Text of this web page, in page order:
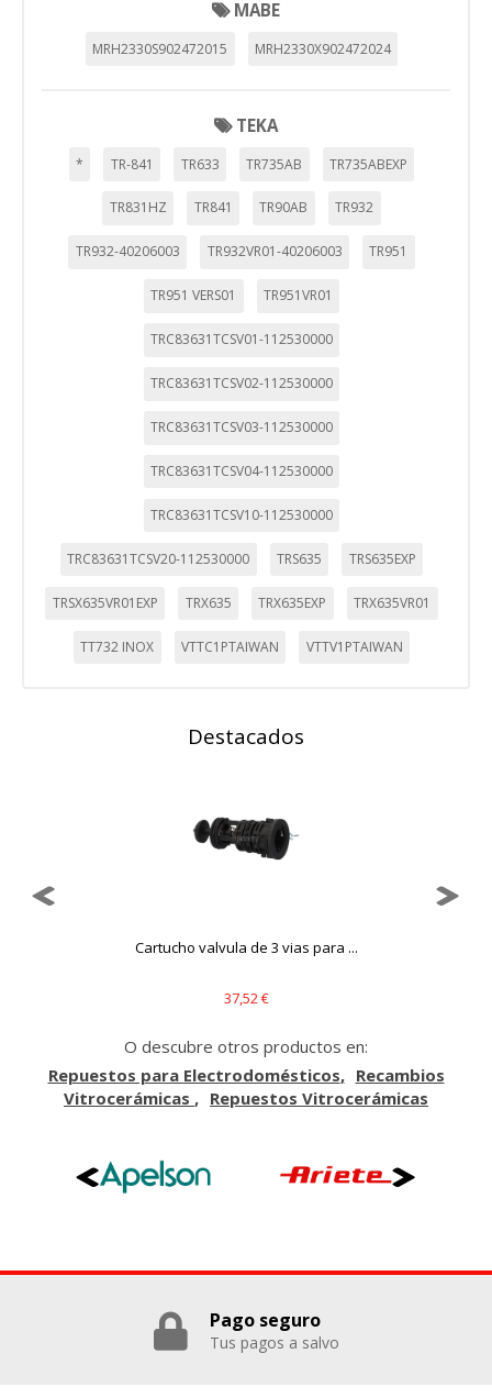
MABE
MRH2330S902472015 MRH2330X902472024
TEKA
* TR-841 TR633 TR735AB TR735ABEXP
TR831HZ TR841 TR90AB TR932
TR932-40206003 TR932VR01-40206003 TR951
TR951 VERS01 TR951VR01
TRC83631TCSV01-112530000
TRC83631TCSV02-112530000
TRC83631TCSV03-112530000
TRC83631TCSV04-112530000
TRC83631TCSV10-112530000
TRC83631TCSV20-112530000 TRS635 TRS635EXP
TRSX635VR01EXP TRX635 TRX635EXP TRX635VR01
TT732 INOX VTTC1PTAIWAN VTTV1PTAIWAN
Destacados
Cartucho valvula de 3 vias para ...
37,52 €
O descubre otros productos en:
Repuestos para Electrodomésticos
Recambios
Vitrocerámicas
Repuestos Vitrocerámicas
Pago seguro
Tus pagos a salvo